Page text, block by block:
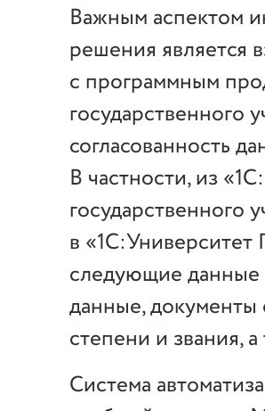
Важным аспектом
решения является
с программным
государственного
согласованность
В частности, из
государственного
в
следующие данные
данные,
степени и звания,
Система